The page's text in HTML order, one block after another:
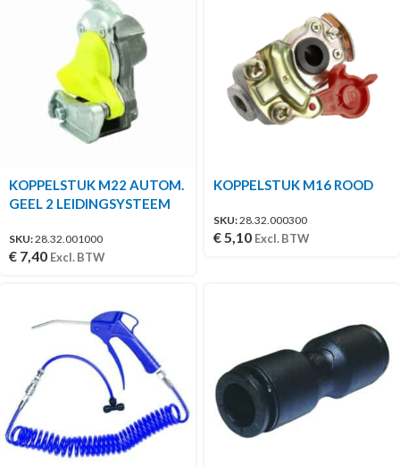
KOPPELSTUK M22 AUTOM.
GEEL 2 LEIDINGSYSTEEM
SKU:28.32.001000
€ 7,40 Excl. BTW
KOPPELSTUK M16 ROOD
SKU:28.32.000300
€5,10 Excl. BTW